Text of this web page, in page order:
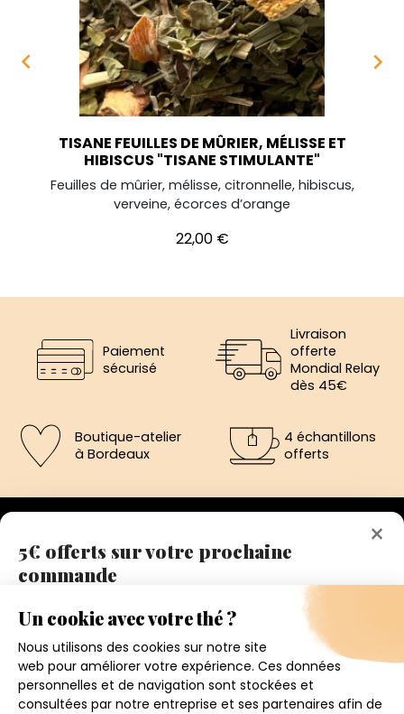

TISANE FEUILLES DE MÛRIER, MÉLISSE ET
HIBISCUS "TISANE STIMULANTE"
Feuilles de mûrier, mélisse, citronnelle, hibiscus,
verveine, écorces d’orange
Prix
22,00 €

Paiement
sécurisé
Livraison
offerte
Mondial Relay
dès 45€
Boutique-atelier
à Bordeaux
4 échantillons
offerts
Du lundi au vendredi de 12h à 19h
×
5€ offerts sur votre prochaine
commande
Inscrivez vous a notre newsletter et recevez
immédiatement un bon de réduction de 5€.
Votre adresse email
Conditions générales de ventes